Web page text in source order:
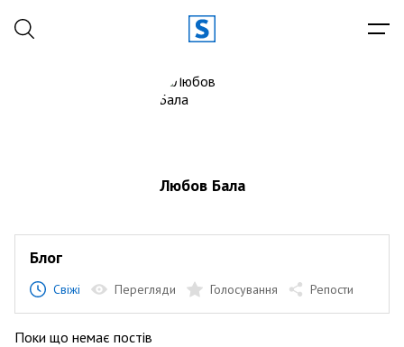
Любов Бала
Блог
Свіжі Перегляди Голосування Репости
Поки що немає постів